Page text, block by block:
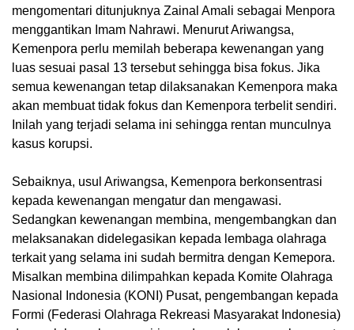
mengomentari ditunjuknya Zainal Amali sebagai Menpora
menggantikan Imam Nahrawi. Menurut Ariwangsa,
Kemenpora perlu memilah beberapa kewenangan yang
luas sesuai pasal 13 tersebut sehingga bisa fokus. Jika
semua kewenangan tetap dilaksanakan Kemenpora maka
akan membuat tidak fokus dan Kemenpora terbelit sendiri.
Inilah yang terjadi selama ini sehingga rentan munculnya
kasus korupsi.
Sebaiknya, usul Ariwangsa, Kemenpora berkonsentrasi
kepada kewenangan mengatur dan mengawasi.
Sedangkan kewenangan membina, mengembangkan dan
melaksanakan didelegasikan kepada lembaga olahraga
terkait yang selama ini sudah bermitra dengan Kemepora.
Misalkan membina dilimpahkan kepada Komite Olahraga
Nasional Indonesia (KONI) Pusat, pengembangan kepada
Formi (Federasi Olahraga Rekreasi Masyarakat Indonesia)